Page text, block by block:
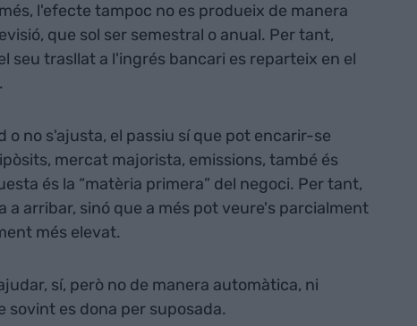
l'efecte tampoc no es produeix de manera
que sol ser semestral o anual. Per tant,
seu trasllat a l'ingrés bancari es reparteix en el
no s'ajusta, el passiu sí que pot encarir-se
mercat majorista, emissions, també és
és la “matèria primera” del negoci. Per tant,
a arribar, sinó que a més pot veure's parcialment
més elevat.
sí, però no de manera automàtica, ni
sovint es dona per suposada.